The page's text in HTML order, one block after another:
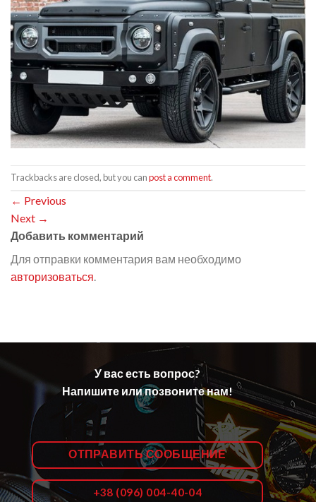
Trackbacks are closed, but you canpost a comment.
← Previous
Next →
Добавить комментарий
Для отправки комментария вам необходимо
авторизоваться.
У вас есть вопрос?
Напишите или позвоните нам!
ОТПРАВИТЬ СООБЩЕНИЕ
+38 (096) 004-40-04